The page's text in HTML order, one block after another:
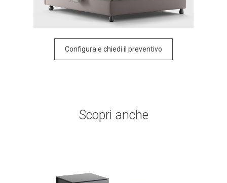
Configura e chiedi il preventivo
Scopri anche